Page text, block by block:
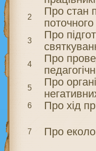
2
Про стан
3
Про
4
Про
5
Про
6 Про хід
7 Про